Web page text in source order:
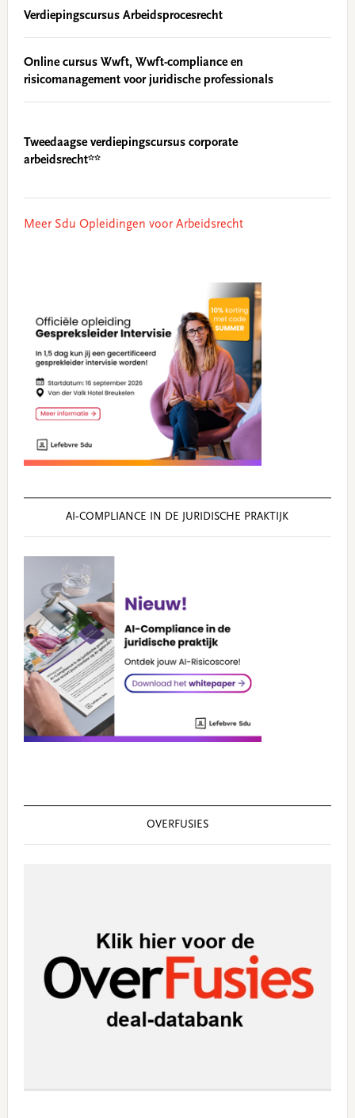
Verdiepingscursus Arbeidsprocesrecht
Online cursus Wwft, Wwft-compliance en
risicomanagement voor juridische professionals
Tweedaagse verdiepingscursus corporate
arbeidsrecht**
Meer Sdu Opleidingen voor Arbeidsrecht
AI‑COMPLIANCE IN DE JURIDISCHE PRAKTIJK
OVERFUSIES